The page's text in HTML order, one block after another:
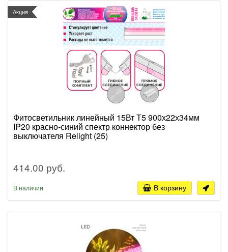
Акция
Фитосветильник линейный 15Вт Т5 900х22х34мм
IP20 красно-синий спектр коннектор без
выключателя Relight (25)
414.00 руб.
В наличии В корзину